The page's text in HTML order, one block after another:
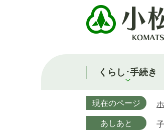
くらし･手続き
現在のページ
あしあと